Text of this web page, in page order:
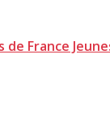
France